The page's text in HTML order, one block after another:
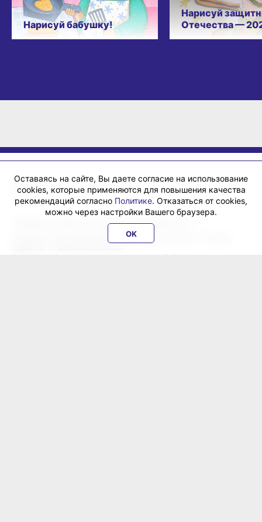
Нарисуй бабушку!
Нарисуй
Отечества —
«ХабИнфо»: интернет-журнал города Хабаровска 16+
Учредитель: ООО Издательский дом «Гранд Экспресс». Главный
Оставаясь на сайте, Вы даете согласие на использование
cookies, которые применяются для повышения качества
рекомендаций согласно Политике. Отказаться от cookies,
можно через настройки Вашего браузера.
OK